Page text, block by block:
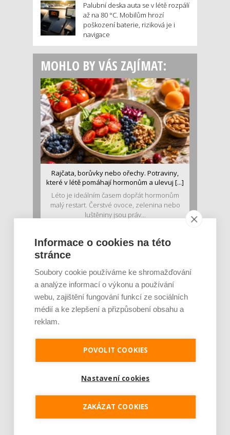
Palubní deska auta se v létě rozpálí
až na 80 °C. Mobilům hrozí
poškození baterie, riziková je i
navigace
MOHLO BY VÁS ZAJÍMAT:
Rajčata, borůvky nebo ořechy. Potraviny,
které v létě pomáhají hormonům a ulevuj [...]
Léto je ideálním časem dopřát hormonům
malý restart. Čerstvé ovoce, zelenina nebo
luštěniny jsou práv...
stravě ho mám dostatek. Znáte nejčastějš [...]
Pojem protein již nějakou dobu rezonuje
v oblasti zdraví, výživy i dlouhověkosti. Přesto
Informace o cookies na této
stránce
Soubory cookie používáme ke shromažďování
a analýze informací o výkonu a používání
webu, zajištění fungování funkcí ze sociálních
médií a ke zlepšení a přizpůsobení obsahu a
reklam.
POVOLIT COOKIES
Nastavení cookies
ZAKÁZAT COOKIES